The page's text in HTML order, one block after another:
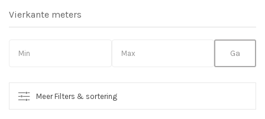
Vierkante meters
Meer Filters & sortering